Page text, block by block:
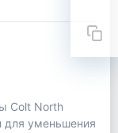
Colt North
для уменьшения